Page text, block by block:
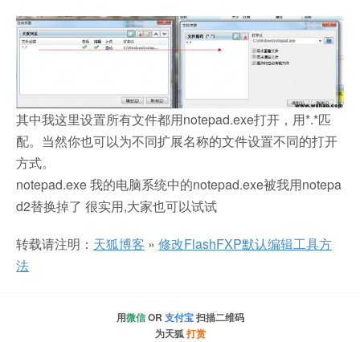
其中我这里设置所有文件都用notepad.exe打开，用*.*匹
配。当然你也可以为不同扩展名称的文件设置不同的打开
方式。
notepad.exe 我的电脑系统中的notepad.exe被我用notepa
d2替换掉了 很实用,大家也可以试试
转载请注明： 天狐博客 » 修改FlashFXP默认编辑工具方
法
用微信OR 支付宝扫描二维码
为天狐打赏